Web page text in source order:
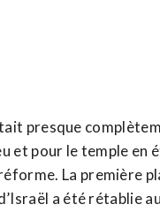
presque
et pour le temple en
La première
a été rétablie au